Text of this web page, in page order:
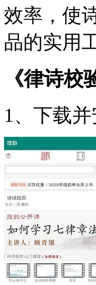
效率，使
品的实用
《律诗校
1、下载